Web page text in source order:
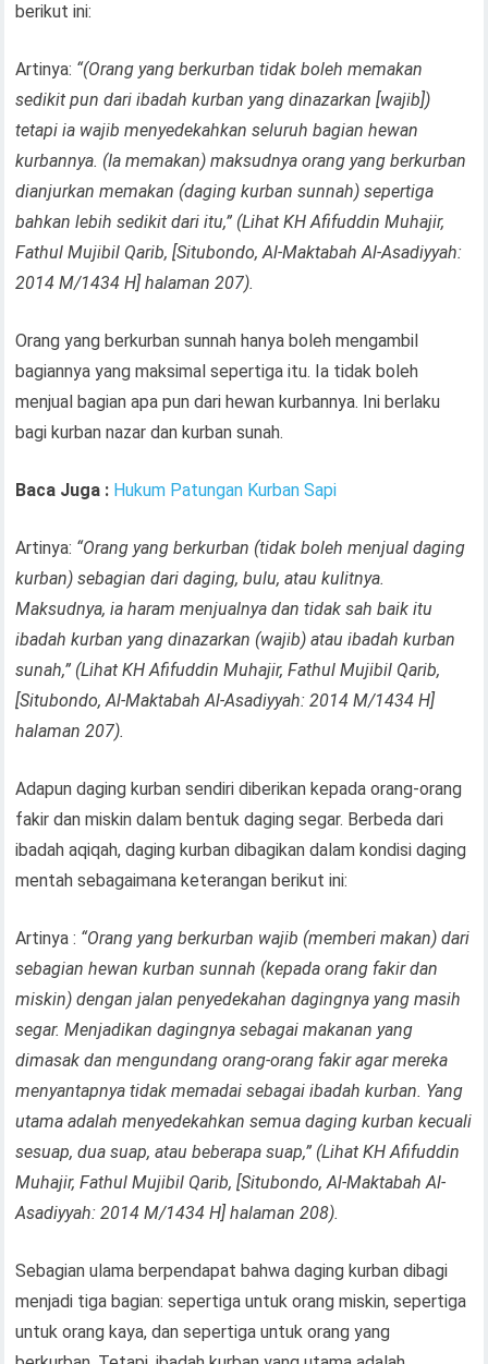
berikut ini:
Artinya: “(Orang yang berkurban tidak boleh memakan
sedikit pun dari ibadah kurban yang dinazarkan [wajib])
tetapi ia wajib menyedekahkan seluruh bagian hewan
kurbannya. (Ia memakan) maksudnya orang yang berkurban
dianjurkan memakan (daging kurban sunnah) sepertiga
bahkan lebih sedikit dari itu,” (Lihat KH Afifuddin Muhajir,
Fathul Mujibil Qarib, [Situbondo, Al-Maktabah Al-Asadiyyah:
2014 M/1434 H] halaman 207).
Orang yang berkurban sunnah hanya boleh mengambil
bagiannya yang maksimal sepertiga itu. Ia tidak boleh
menjual bagian apa pun dari hewan kurbannya. Ini berlaku
bagi kurban nazar dan kurban sunah.
Baca Juga : Hukum Patungan Kurban Sapi
Artinya: “Orang yang berkurban (tidak boleh menjual daging
kurban) sebagian dari daging, bulu, atau kulitnya.
Maksudnya, ia haram menjualnya dan tidak sah baik itu
ibadah kurban yang dinazarkan (wajib) atau ibadah kurban
sunah,” (Lihat KH Afifuddin Muhajir, Fathul Mujibil Qarib,
[Situbondo, Al-Maktabah Al-Asadiyyah: 2014 M/1434 H]
halaman 207).
Adapun daging kurban sendiri diberikan kepada orang-orang
fakir dan miskin dalam bentuk daging segar. Berbeda dari
ibadah aqiqah, daging kurban dibagikan dalam kondisi daging
mentah sebagaimana keterangan berikut ini:
Artinya : “Orang yang berkurban wajib (memberi makan) dari
sebagian hewan kurban sunnah (kepada orang fakir dan
miskin) dengan jalan penyedekahan dagingnya yang masih
segar. Menjadikan dagingnya sebagai makanan yang
dimasak dan mengundang orang-orang fakir agar mereka
menyantapnya tidak memadai sebagai ibadah kurban. Yang
utama adalah menyedekahkan semua daging kurban kecuali
sesuap, dua suap, atau beberapa suap,” (Lihat KH Afifuddin
Muhajir, Fathul Mujibil Qarib, [Situbondo, Al-Maktabah Al-
Asadiyyah: 2014 M/1434 H] halaman 208).
Sebagian ulama berpendapat bahwa daging kurban dibagi
menjadi tiga bagian: sepertiga untuk orang miskin, sepertiga
untuk orang kaya, dan sepertiga untuk orang yang